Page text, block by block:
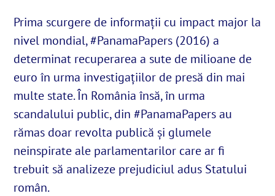
Video
Despre noi
English
SUSȚINE
Cautare...
Prima scurgere de informații cu impact major la
nivel mondial, #PanamaPapers (2016) a
determinat recuperarea a sute de milioane de
euro în urma investigațiilor de presă din mai
multe state. În România însă, în urma
scandalului public, din #PanamaPapers au
rămas doar revolta publică și glumele
neinspirate ale parlamentarilor care ar fi
trebuit să analizeze prejudiciul adus Statului
român.